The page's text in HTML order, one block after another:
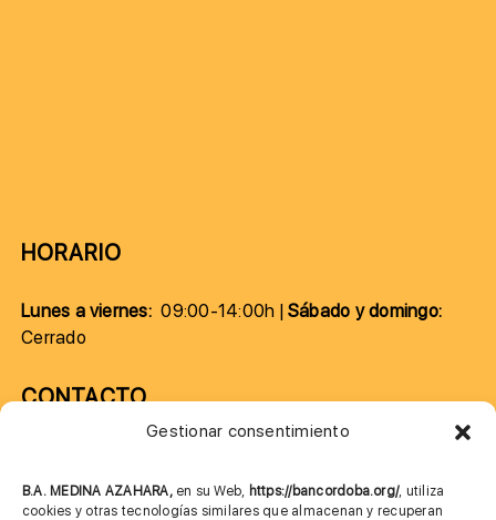
Gestionar consentimiento
B.A. MEDINA AZAHARA, en su Web, https://bancordoba.org/, utiliza
cookies y otras tecnologías similares que almacenan y recuperan
HORARIO
Lunes a viernes:09:00-14:00h |Sábado y domingo:
Cerrado
CONTACTO
685 901 226